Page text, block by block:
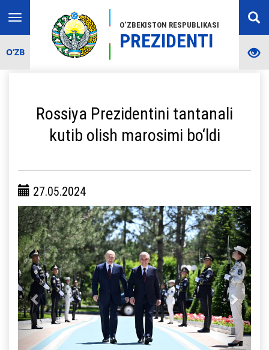
O‘ZBEKISTON RESPUBLIKASI
PREZIDENTI
Toggle
navigation
O‘ZB
Rossiya Prezidentini tantanali
kutib olish marosimi bo‘ldi
27.05.2024